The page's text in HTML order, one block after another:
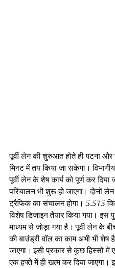
पूर्वी लेन की शुरुआत होते ही पटना
मिनट में तय किया जा सकेगा।
पूर्वी लेन के शेष कार्य को पूर्ण कर दिया
परिचालन भी शुरू हो जाएगा। दाेनाें
ट्रैफिक का संचालन होगा। 5.575
विशेष डिजाइन तैयार किया गया। इस
माध्यम से जोड़ा गया है। पूर्वी लेन के
की बाउंड्री वाॅल का काम अभी भी शेष
जाएगा। इसी प्रकार से कुछ हिस्सों
एक हफ्ते में ही खत्म कर दिया